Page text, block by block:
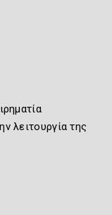
λειτουργία της